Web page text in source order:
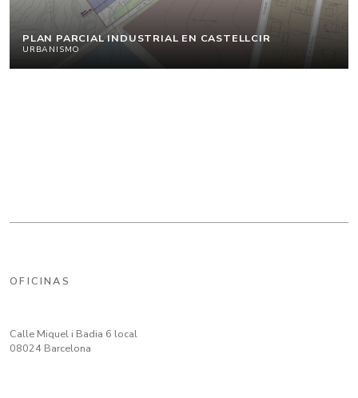
PLAN PARCIAL INDUSTRIAL EN CASTELLCIR
URBANISMO
OFICINAS
Calle Miquel i Badia 6 local
08024 Barcelona